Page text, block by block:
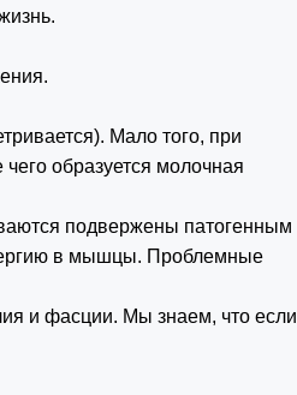
Мало того, при
образуется молочная
подвержены патогенным
в мышцы. Проблемные
и фасции. Мы знаем, что если